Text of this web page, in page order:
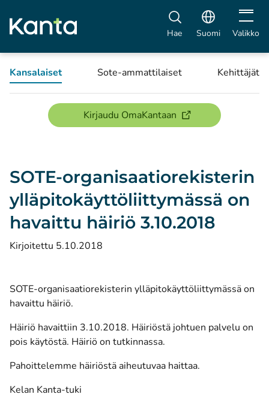
Hae Suomi Avaa
Valikko
Kansalaiset Sote-ammattilaiset Kehittäjät
Kirjaudu OmaKantaan(avautuu uuteen
SOTE-organisaatiorekisterin
ylläpitokäyttöliittymässä on
havaittu häiriö 3.10.2018
Kirjoitettu 5.10.2018
SOTE-organisaatiorekisterin ylläpitokäyttöliittymässä on
havaittu häiriö.
Häiriö havaittiin 3.10.2018. Häiriöstä johtuen palvelu on
pois käytöstä. Häiriö on tutkinnassa.
Pahoittelemme häiriöstä aiheutuvaa haittaa.
Kelan Kanta-tuki